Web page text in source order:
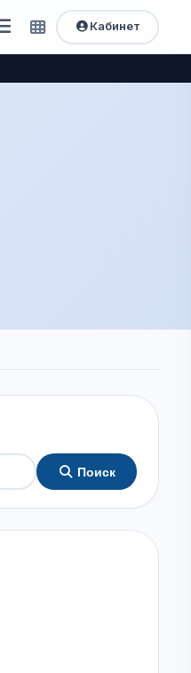
Открыть
меню
Быстрый
доступ
Кабинет
Поиск